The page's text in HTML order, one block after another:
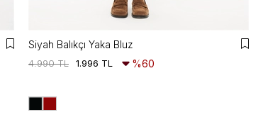
Siyah Balıkçı Yaka Bluz
1.996 TL
4.990 TL %60